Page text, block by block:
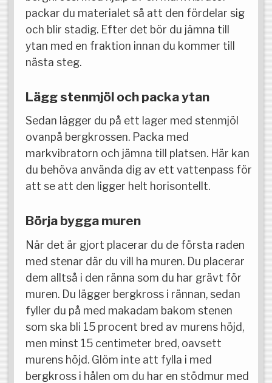
packar du materialet så att den fördelar sig
och blir stadig. Efter det bör du jämna till
ytan med en fraktion innan du kommer till
nästa steg.
Lägg stenmjöl och packa ytan
Sedan lägger du på ett lager med stenmjöl
ovanpå bergkrossen. Packa med
markvibratorn och jämna till platsen. Här kan
du behöva använda dig av ett vattenpass för
att se att den ligger helt horisontellt.
Börja bygga muren
När det är gjort placerar du de första raden
med stenar där du vill ha muren. Du placerar
dem alltså i den ränna som du har grävt för
muren. Du lägger bergkross i rännan, sedan
fyller du på med makadam bakom stenen
som ska bli 15 procent bred av murens höjd,
men minst 15 centimeter bred, oavsett
murens höjd. Glöm inte att fylla i med
bergkross i hålen om du har en stödmur med